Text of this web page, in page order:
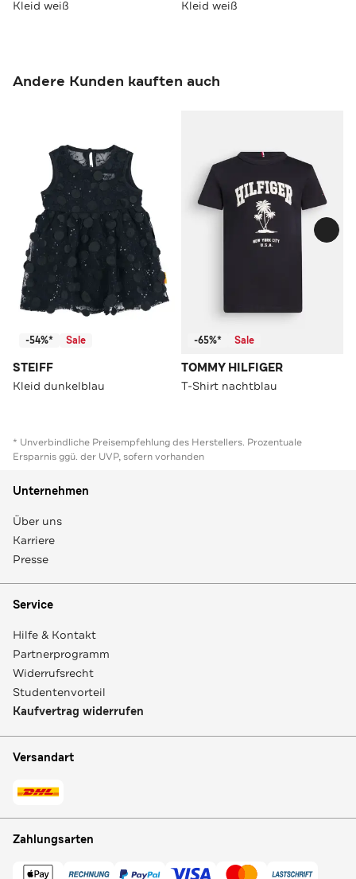
Kleid weiß Kleid weiß
Andere Kunden kauften auch
-54%* Sale
STEIFF
Kleid dunkelblau
-65%* Sale
TOMMY HILFIGER
T-Shirt nachtblau
* Unverbindliche Preisempfehlung des Herstellers. Prozentuale
Ersparnis ggü. der UVP, sofern vorhanden
Unternehmen
Über uns
Karriere
Presse
Service
Hilfe & Kontakt
Partnerprogramm
Widerrufsrecht
Studentenvorteil
Kaufvertrag widerrufen
Versandart
Zahlungsarten